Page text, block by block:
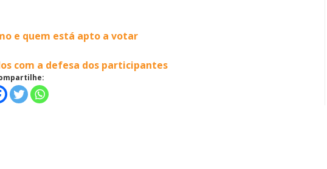
e quem está apto a votar
com a defesa dos participantes